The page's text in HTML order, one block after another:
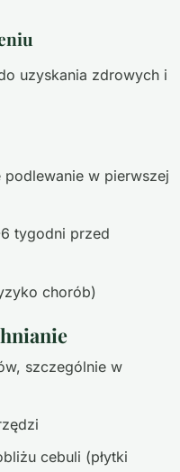
uzyskania zdrowych i
podlewanie w pierwszej
tygodni przed
chorób)
szczególnie w
cebuli (płytki